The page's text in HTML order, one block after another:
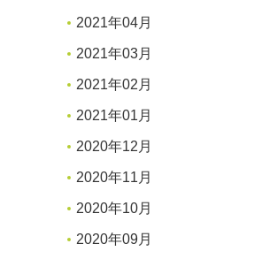
2021年04月
2021年03月
2021年02月
2021年01月
2020年12月
2020年11月
2020年10月
2020年09月